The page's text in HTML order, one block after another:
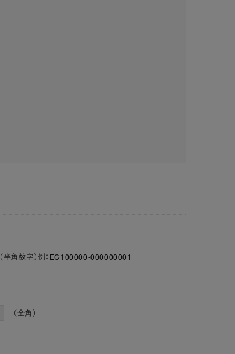
（半角数字）例：EC100000-000000001
（全角）